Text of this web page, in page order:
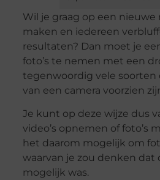
Wil je graag op een nieuwe
maken en iedereen
resultaten? Dan moet je
foto’s te nemen met een
tegenwoordig vele soorten
van een camera voorzien
Je kunt op deze wijze dus
video’s opnemen of foto’s
het daarom mogelijk om
waarvan je zou denken dat
mogelijk was.